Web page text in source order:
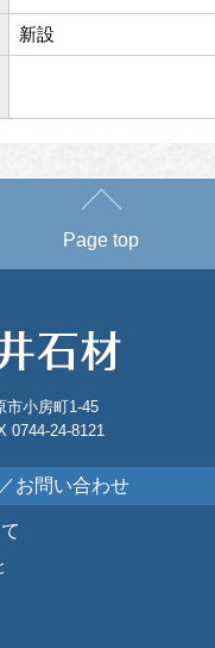
新設
Page top
市小房町1-45
0744-24-8121
お問い合わせ